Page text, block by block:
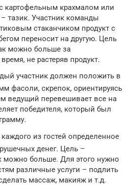
картофельным крахмалом или
тазик. Участник команды
стаканчиком продукт с
переносит на другую. Цель
можно больше за
не растеряв продукт.
участник должен положить в
фасоли, скрепок, ориентируясь
ведущий перевешивает все на
победителя, который был
из гостей определенное
денег. Цель –
можно больше. Для этого нужно
различные услуги – подлить
массаж, макияж и т.д.